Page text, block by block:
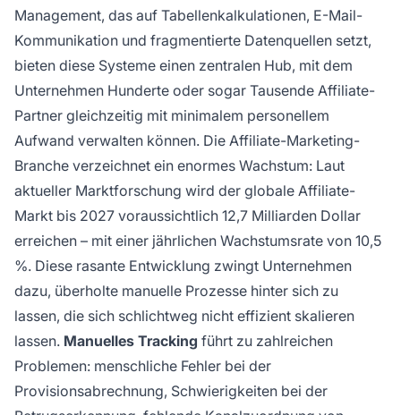
Management, das auf Tabellenkalkulationen, E-Mail-
Kommunikation und fragmentierte Datenquellen setzt,
bieten diese Systeme einen zentralen Hub, mit dem
Unternehmen Hunderte oder sogar Tausende Affiliate-
Partner gleichzeitig mit minimalem personellem
Aufwand verwalten können. Die Affiliate-Marketing-
Branche verzeichnet ein enormes Wachstum: Laut
aktueller Marktforschung wird der globale Affiliate-
Markt bis 2027 voraussichtlich 12,7 Milliarden Dollar
erreichen – mit einer jährlichen Wachstumsrate von 10,5
%. Diese rasante Entwicklung zwingt Unternehmen
dazu, überholte manuelle Prozesse hinter sich zu
lassen, die sich schlichtweg nicht effizient skalieren
lassen. Manuelles Tracking führt zu zahlreichen
Problemen: menschliche Fehler bei der
Provisionsabrechnung, Schwierigkeiten bei der